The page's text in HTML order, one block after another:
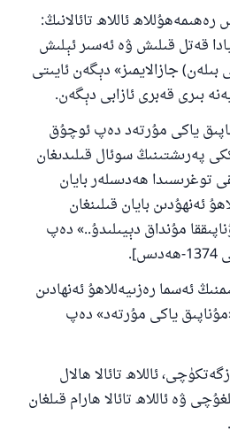
ئاللاھ تائالانىڭ:
قەتل قىلىش ۋە ئەسىر ئېلىش
بىلەن) جازالايمىز» دېگەن ئايىتى
بىرى قەبرى ئازابى دېگەن.
ياكى مۇرتەد دەپ ئوچۇق
پەرىشتىنىڭ سوئال قىلىدىغان
توغرىسىدا ھەدىسلەر بايان
ئەنھۇدىن بايان قىلىنغان
مۇنداق دېيىلىدۇ..» دەپ
ئەسما رەزىيەللاھۇ ئەنھادىن
ياكى مۇرتەد» دەپ
ئاللاھ تائالا ھالال
ۋە ئاللاھ تائالا ھارام قىلغان